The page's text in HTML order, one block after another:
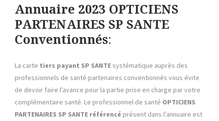
Annuaire 2023 OPTICIENS
PARTENAIRES SP SANTE
Conventionnés:
La carte tiers payant SP SANTE systématique auprès des
professionnels de santé partenaires conventionnés vous évite
de devoir faire l’avance pour la partie prise en charge par votre
complémentaire santé. Le professionnel de santé OPTICIENS
PARTENAIRES SP SANTE référencé présent dans l’annuaire est